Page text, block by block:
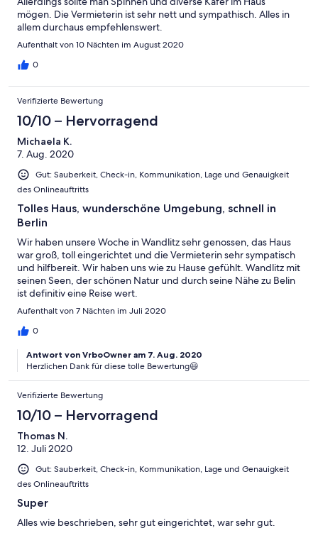
mögen. Die Vermieterin ist sehr nett und sympathisch. Alles in
allem durchaus empfehlenswert.
Aufenthalt von 10 Nächten im August 2020
0
Verifizierte Bewertung
10/10 – Hervorragend
Michaela K.
7. Aug. 2020
Gut: Sauberkeit, Check-in, Kommunikation, Lage und Genauigkeit
des Onlineauftritts
Tolles Haus, wunderschöne Umgebung, schnell in
Berlin
Wir haben unsere Woche in Wandlitz sehr genossen, das Haus
war groß, toll eingerichtet und die Vermieterin sehr sympatisch
und hilfbereit. Wir haben uns wie zu Hause gefühlt. Wandlitz mit
seinen Seen, der schönen Natur und durch seine Nähe zu Belin
ist definitiv eine Reise wert.
Aufenthalt von 7 Nächten im Juli 2020
0
Antwort von VrboOwner am 7. Aug. 2020
Herzlichen Dank für diese tolle Bewertung😃
Verifizierte Bewertung
10/10 – Hervorragend
Thomas N.
12. Juli 2020
Gut: Sauberkeit, Check-in, Kommunikation, Lage und Genauigkeit
des Onlineauftritts
Super
Alles wie beschrieben, sehr gut eingerichtet, war sehr gut.